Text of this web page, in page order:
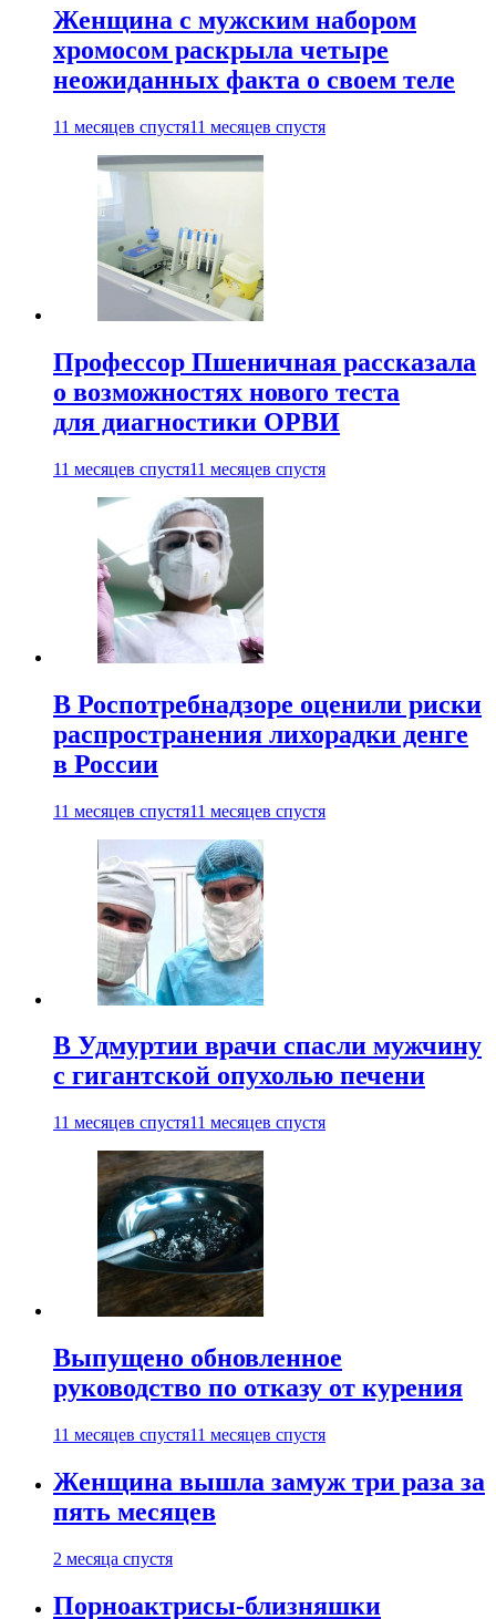
Женщина с мужским набором
хромосом раскрыла четыре
неожиданных факта о своем теле
11 месяцев спустя11 месяцев спустя
Профессор Пшеничная рассказала
о возможностях нового теста
для диагностики ОРВИ
11 месяцев спустя11 месяцев спустя
В Роспотребнадзоре оценили риски
распространения лихорадки денге
в России
11 месяцев спустя11 месяцев спустя
В Удмуртии врачи спасли мужчину
с гигантской опухолью печени
11 месяцев спустя11 месяцев спустя
Выпущено обновленное
руководство по отказу от курения
11 месяцев спустя11 месяцев спустя
Женщина вышла замуж три раза за
пять месяцев
2 месяца спустя
Порноактрисы-близняшки